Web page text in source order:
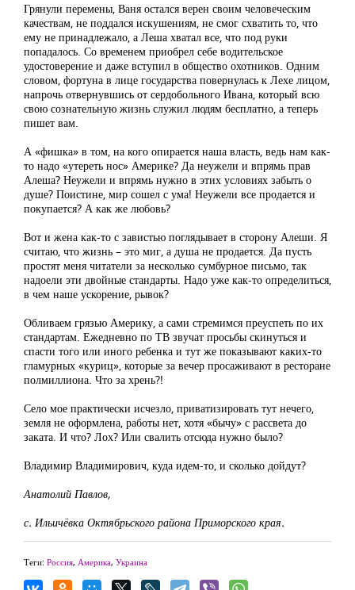
Грянули перемены, Ваня остался верен своим человеческим
качествам, не поддался искушениям, не смог схватить то, что
ему не принадлежало, а Леша хватал все, что под руки
попадалось. Со временем приобрел себе водительское
удостоверение и даже вступил в общество охотников. Одним
словом, фортуна в лице государства повернулась к Лехе лицом,
напрочь отвернувшись от сердобольного Ивана, который всю
свою сознательную жизнь служил людям бесплатно, а теперь
пишет вам.
А «фишка» в том, на кого опирается наша власть, ведь нам как-
то надо «утереть нос» Америке? Да неужели и впрямь прав
Алеша? Неужели и впрямь нужно в этих условиях забыть о
душе? Поистине, мир сошел с ума! Неужели все продается и
покупается? А как же любовь?
Вот и жена как-то с завистью поглядывает в сторону Алеши. Я
считаю, что жизнь – это миг, а душа не продается. Да пусть
простят меня читатели за несколько сумбурное письмо, так
надоели эти двойные стандарты. Надо уже как-то определиться,
в чем наше ускорение, рывок?
Обливаем грязью Америку, а сами стремимся преуспеть по их
стандартам. Ежедневно по ТВ звучат просьбы скинуться и
спасти того или иного ребенка и тут же показывают каких-то
гламурных «куриц», которые за вечер просаживают в ресторане
полмиллиона. Что за хрень?!
Село мое практически исчезло, приватизировать тут нечего,
земля не оформлена, работы нет, хотя «бычу» с рассвета до
заката. И что? Лох? Или свалить отсюда нужно было?
Владимир Владимирович, куда идем-то, и сколько дойдут?
Анатолий Павлов,
с. Ильичёвка Октябрьского района Приморского края.
Теги: Россия, Америка, Украина